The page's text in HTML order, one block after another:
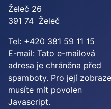
Želeč 26
391 74 Želeč
Tel: +420 381 59 11 15
E-mail: Tato e-mailová
adresa je chráněna před
spamboty. Pro její
musíte mít povolen
Javascript.